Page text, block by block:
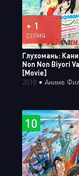
+ 1
СЕРИЯ
Глухомань:
Non Non Biyori
[Movie]
2018 • Аниме
10